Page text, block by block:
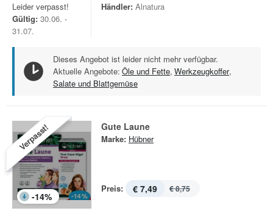
Leider verpasst!
Gültig: 30.06. -
31.07.
Händler: Alnatura
Dieses Angebot ist leider nicht mehr verfügbar.
Aktuelle Angebote: Öle und Fette, Werkzeugkoffer,
Salate und Blattgemüse
Verpasst!
-14%
Gute Laune
Marke: Hübner
Preis: € 7,49 € 8,75